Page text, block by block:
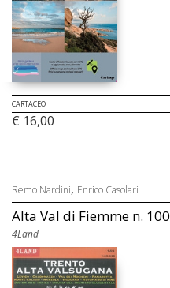
CARTACEO
€ 16,00
Remo Nardini, Enrico Casolari
Alta Val di Fiemme n. 100
4Land